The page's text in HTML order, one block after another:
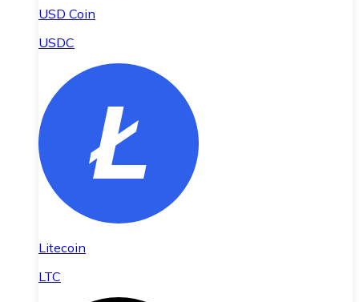
USD Coin
USDC
Litecoin
LTC